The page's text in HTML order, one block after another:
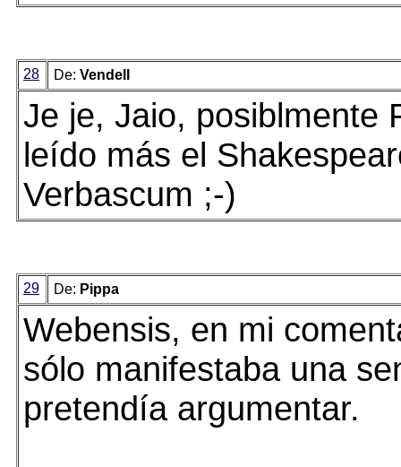
28 De: Vendell
Je je, Jaio, posiblmente
leído más el
Verbascum ;-)
29 De: Pippa
Webensis, en mi
sólo manifestaba una
pretendía argumentar.